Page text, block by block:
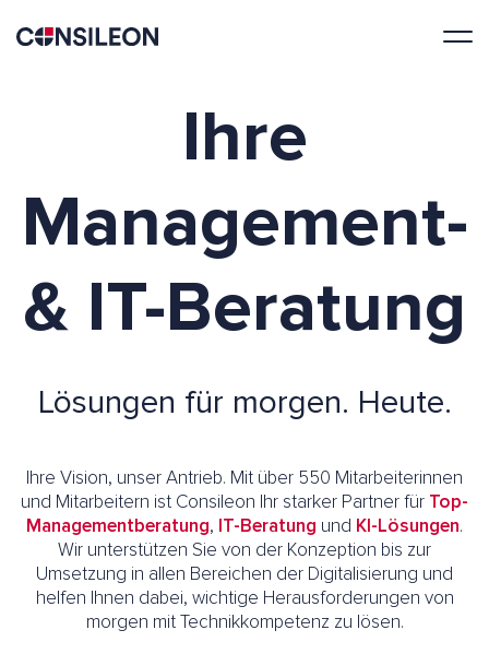
Ihre
Management-
& IT-Beratung
Lösungen für morgen. Heute.
Ihre Vision, unser Antrieb. Mit über 550 Mitarbeiterinnen
und Mitarbeitern ist Consileon Ihr starker Partner für Top-
Managementberatung, IT-Beratung und KI-Lösungen.
Wir unterstützen Sie von der Konzeption bis zur
Umsetzung in allen Bereichen der Digitalisierung und
helfen Ihnen dabei, wichtige Herausforderungen von
morgen mit Technikkompetenz zu lösen.